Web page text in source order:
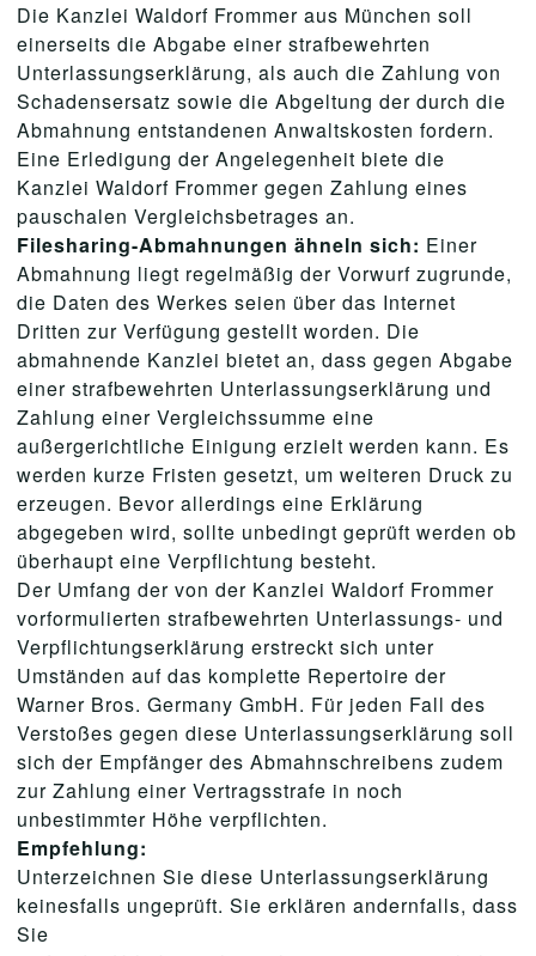
Die Kanzlei Waldorf Frommer aus München soll
einerseits die Abgabe einer strafbewehrten
Unterlassungserklärung, als auch die Zahlung von
Schadensersatz sowie die Abgeltung der durch die
Abmahnung entstandenen Anwaltskosten fordern.
Eine Erledigung der Angelegenheit biete die
Kanzlei Waldorf Frommer gegen Zahlung eines
pauschalen Vergleichsbetrages an.
Filesharing-Abmahnungen ähneln sich: Einer
Abmahnung liegt regelmäßig der Vorwurf zugrunde,
die Daten des Werkes seien über das Internet
Dritten zur Verfügung gestellt worden. Die
abmahnende Kanzlei bietet an, dass gegen Abgabe
einer strafbewehrten Unterlassungserklärung und
Zahlung einer Vergleichssumme eine
außergerichtliche Einigung erzielt werden kann. Es
werden kurze Fristen gesetzt, um weiteren Druck zu
erzeugen. Bevor allerdings eine Erklärung
abgegeben wird, sollte unbedingt geprüft werden ob
überhaupt eine Verpflichtung besteht.
Der Umfang der von der Kanzlei Waldorf Frommer
vorformulierten strafbewehrten Unterlassungs- und
Verpflichtungserklärung erstreckt sich unter
Umständen auf das komplette Repertoire der
Warner Bros. Germany GmbH. Für jeden Fall des
Verstoßes gegen diese Unterlassungserklärung soll
sich der Empfänger des Abmahnschreibens zudem
zur Zahlung einer Vertragsstrafe in noch
unbestimmter Höhe verpflichten.
Empfehlung:
Unterzeichnen Sie diese Unterlassungserklärung
keinesfalls ungeprüft. Sie erklären andernfalls, dass
Sie